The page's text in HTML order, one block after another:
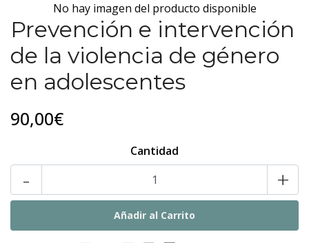
No hay imagen del producto disponible
Prevención e intervención
de la violencia de género
en adolescentes
90,00€
Cantidad
- +